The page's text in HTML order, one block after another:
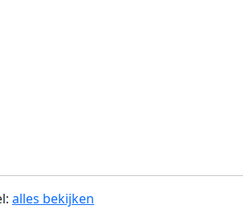
alles bekijken